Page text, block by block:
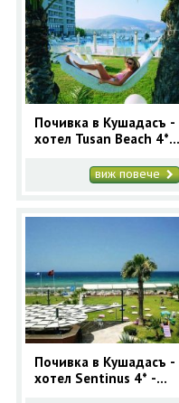
Почивка в Кушадасъ -
хотел Tusan Beach 4* -
виж повече
Почивка в Кушадасъ -
хотел Sentinus 4* -